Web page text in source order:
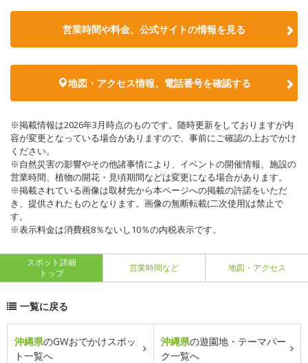
営業時間や料金、公式サイトの情報を見る
地図・アクセス情報、電話番号を確認する
※掲載情報は2026年3月時点のものです。随時更新をしておりますが内
容が変更となっている場合がありますので、事前にご確認の上おでかけ
ください。
※自然災害の影響やその他諸事情により、イベントの開催情報、施設の
営業時間、植物の開花・見頃期間などは変更になる場合があります。
※掲載されている画像は取材先から本ページへの掲載の許諾をいただ
き、提供されたものとなります。画像の無断転載(二次使用)は禁止で
す。
※表示料金は消費税8％ないし10％の内税表示です。
スポット詳細
トップ
営業時間など 地図・アクセス
一覧に戻る
沖縄県のGWおでかけスポッ
ト一覧へ
沖縄県の遊園地・テーマパー
ク一覧へ